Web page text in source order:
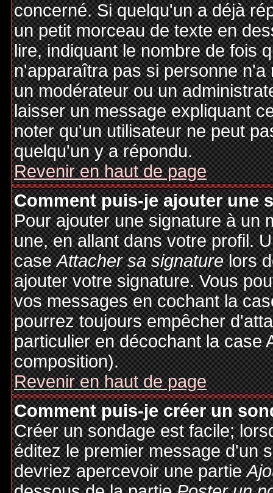
concerné. Si quelqu'un a déjà
un petit morceau de texte en
lire, indiquant le nombre de fois
n'apparaîtra pas si personne
un modérateur ou un
laisser un message expliquant
noter qu'un utilisateur ne peut
quelqu'un y a répondu.
Revenir en haut de page
Comment puis-je ajouter une
Pour ajouter une signature à un
une, en allant dans votre profil.
caseAttacher sa signaturelors
ajouter votre signature. Vous
vos messages en cochant la
pourrez toujours empêcher
particulier en décochant la case
composition).
Revenir en haut de page
Comment puis-je créer un
Créer un sondage est facile;
éditez le premier message d'un
devriez apercevoir une partie